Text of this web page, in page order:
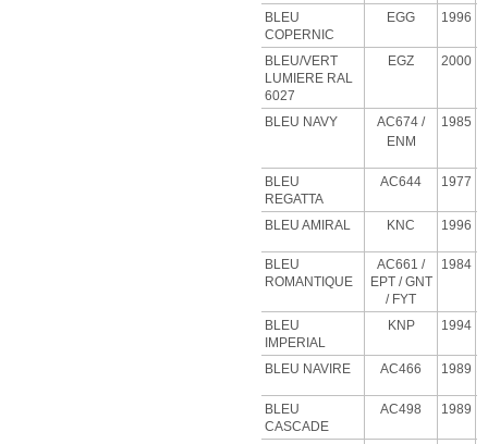
BLEU
COPERNIC
EGG 1996
BLEU/VERT
LUMIERE RAL
6027
EGZ 2000
BLEU NAVY
AC674 /
ENM
1985
BLEU
REGATTA
AC644 1977
BLEU AMIRAL KNC 1996
BLEU
ROMANTIQUE
AC661 /
EPT / GNT
/ FYT
1984
BLEU
IMPERIAL
KNP 1994
BLEU NAVIRE AC466 1989
BLEU
CASCADE
AC498 1989